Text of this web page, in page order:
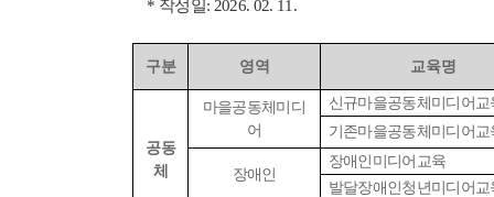
* 작성일: 2026. 02. 11.
구분 영역 교육명
공동
체
마을공동체미디
어
신규마을공동체미디어교
기존마을공동체미디어교
장애인
장애인미디어교육
발달장애인청년미디어교